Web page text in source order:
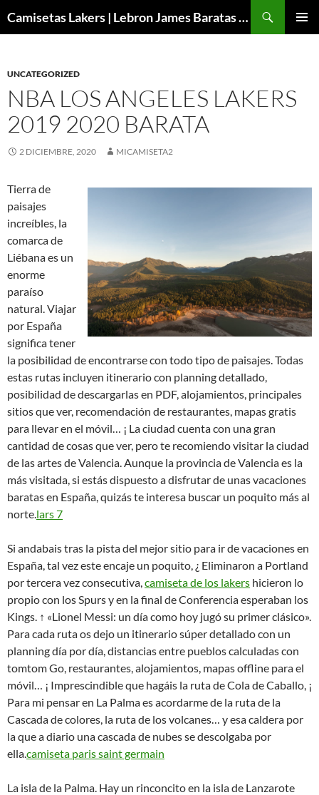
Camisetas Lakers | Lebron James Baratas 2024 – Micamisetanba
UNCATEGORIZED
NBA LOS ANGELES LAKERS
2019 2020 BARATA
2 DICIEMBRE, 2020 MICAMISETA2
Tierra de
paisajes
increíbles, la
comarca de
Liébana es un
enorme
paraíso
natural. Viajar
por España
significa tener
la posibilidad de encontrarse con todo tipo de paisajes. Todas
estas rutas incluyen itinerario con planning detallado,
posibilidad de descargarlas en PDF, alojamientos, principales
sitios que ver, recomendación de restaurantes, mapas gratis
para llevar en el móvil… ¡ La ciudad cuenta con una gran
cantidad de cosas que ver, pero te recomiendo visitar la ciudad
de las artes de Valencia. Aunque la provincia de Valencia es la
más visitada, si estás dispuesto a disfrutar de unas vacaciones
baratas en España, quizás te interesa buscar un poquito más al
norte.lars 7
Si andabais tras la pista del mejor sitio para ir de vacaciones en
España, tal vez este encaje un poquito, ¿ Eliminaron a Portland
por tercera vez consecutiva,camiseta de los lakers hicieron lo
propio con los Spurs y en la final de Conferencia esperaban los
Kings. ↑ «Lionel Messi: un día como hoy jugó su primer clásico».
Para cada ruta os dejo un itinerario súper detallado con un
planning día por día, distancias entre pueblos calculadas con
tomtom Go, restaurantes, alojamientos, mapas offline para el
móvil… ¡ Imprescindible que hagáis la ruta de Cola de Caballo, ¡
Para mi pensar en La Palma es acordarme de la ruta de la
Cascada de colores, la ruta de los volcanes… y esa caldera por
la que a diario una cascada de nubes se descolgaba por
ella.camiseta paris saint germain
La isla de la Palma. Hay un rinconcito en la isla de Lanzarote